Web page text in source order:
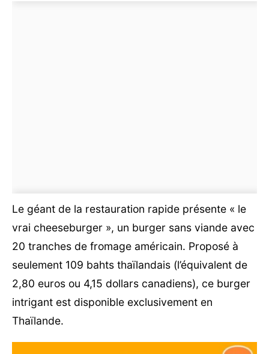
Le géant de la restauration rapide présente « le
vrai cheeseburger », un burger sans viande avec
20 tranches de fromage américain. Proposé à
seulement 109 bahts thaïlandais (l’équivalent de
2,80 euros ou 4,15 dollars canadiens), ce burger
intrigant est disponible exclusivement en
Thaïlande.